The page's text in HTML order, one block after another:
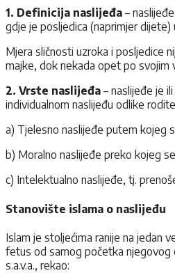
1. Definicija naslijeđa –
gdje je posljedica (naprimjer
Mjera sličnosti uzroka i posljedice
majke, dok nekada opet po svojim
2. Vrste naslijeđa – naslijeđe je
individualnom naslijeđu odlike
a) Tjelesno naslijeđe putem kojeg
b) Moralno naslijeđe preko kojeg
c) Intelektualno naslijeđe, tj.
Stanovište islama o naslijeđu
Islam je stoljećima ranije na jedan
fetus od samog početka njegovog
s.a.v.a., rekao: